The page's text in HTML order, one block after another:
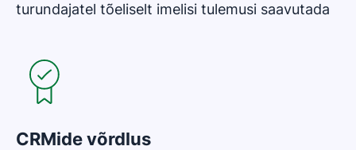
turundajatel tõeliselt imelisi tulemusi saavutada
CRMide võrdlus